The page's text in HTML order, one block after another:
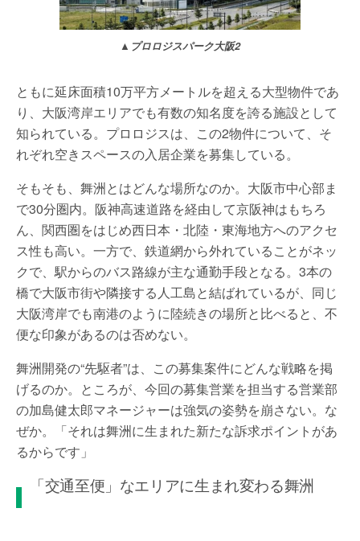
▲プロロジスパーク大阪2
ともに延床面積10万平方メートルを超える大型物件であ
り、大阪湾岸エリアでも有数の知名度を誇る施設として
知られている。プロロジスは、この2物件について、そ
れぞれ空きスペースの入居企業を募集している。
そもそも、舞洲とはどんな場所なのか。大阪市中心部ま
で30分圏内。阪神高速道路を経由して京阪神はもちろ
ん、関西圏をはじめ西日本・北陸・東海地方へのアクセ
ス性も高い。一方で、鉄道網から外れていることがネッ
クで、駅からのバス路線が主な通勤手段となる。3本の
橋で大阪市街や隣接する人工島と結ばれているが、同じ
大阪湾岸でも南港のように陸続きの場所と比べると、不
便な印象があるのは否めない。
舞洲開発の“先駆者”は、この募集案件にどんな戦略を掲
げるのか。ところが、今回の募集営業を担当する営業部
の加島健太郎マネージャーは強気の姿勢を崩さない。な
ぜか。「それは舞洲に生まれた新たな訴求ポイントがあ
るからです」
「交通至便」なエリアに生まれ変わる舞洲